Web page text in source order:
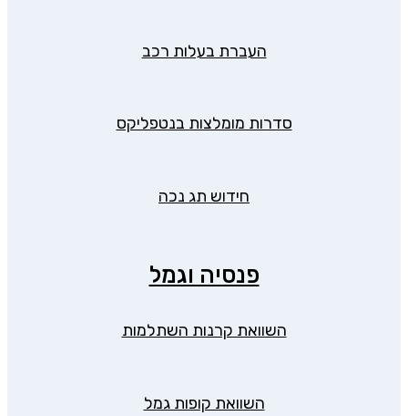
העברת בעלות רכב
סדרות מומלצות בנטפליקס
חידוש תג נכה
פנסיה וגמל
השוואת קרנות השתלמות
השוואת קופות גמל